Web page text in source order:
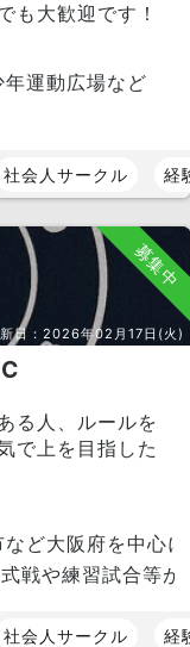
も大歓迎です！
運動広場など
社会人サークル 経
募集中
日： 2026年02月17日(火)
る人、ルールを
で上を目指した
ど大阪府を中心
戦や練習試合等
社会人サークル 経